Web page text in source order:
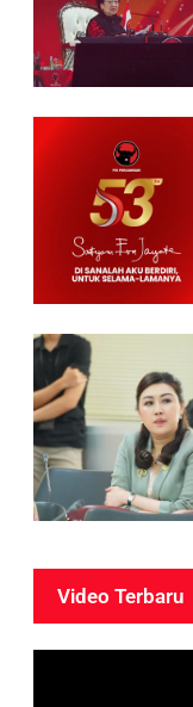
Video Terbaru